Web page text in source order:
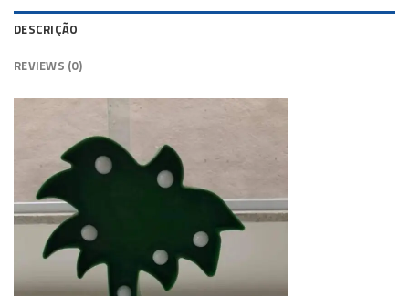
DESCRIÇÃO
REVIEWS (0)